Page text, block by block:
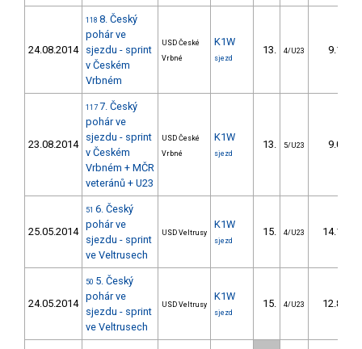
24.08.2014
118 8. Český
pohár ve
sjezdu - sprint
v Českém
Vrbném
USD České
Vrbné
K1W
sjezd
13. 4/U23 9.11
23.08.2014
117 7. Český
pohár ve
sjezdu - sprint
v Českém
Vrbném + MČR
veteránů + U23
USD České
Vrbné
K1W
sjezd
13. 5/U23 9.07
25.05.2014
51 6. Český
pohár ve
sjezdu - sprint
ve Veltrusech
USD Veltrusy
K1W
sjezd
15. 4/U23 14.10
24.05.2014
50 5. Český
pohár ve
sjezdu - sprint
ve Veltrusech
USD Veltrusy
K1W
sjezd
15. 4/U23 12.82